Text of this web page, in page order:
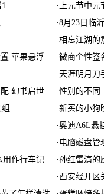
· 上元节中
·8月23日临
·相忘江湖的
苹果悬浮 ·微商个性签
· 天涯明月刀
幻书启世 ·性别的不同
·新买的小狗
·奥迪A6L悬
· 电脑磁盘管
用作行车记 ·孙红雷演的
· 西安经开区